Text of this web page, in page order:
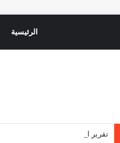
الرئيسية
تقرير الفايننشال تايمز يعيد رسم